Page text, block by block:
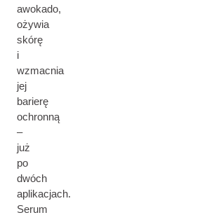
awokado,
ożywia
skórę
i
wzmacnia
jej
barierę
ochronną
–
już
po
dwóch
aplikacjach.
Serum